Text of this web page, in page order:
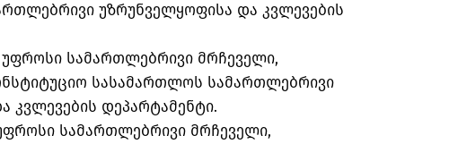
უზრუნველყოფისა და კვლევების
უფროსი სამართლებრივი მრჩეველი,
სასამართლოს სამართლებრივი
კვლევების დეპარტამენტი.
სამართლებრივი მრჩეველი,